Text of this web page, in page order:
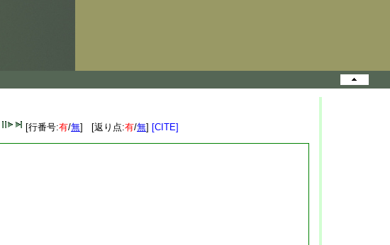
[行番号:有/無] [返り点:有/無] [CITE]